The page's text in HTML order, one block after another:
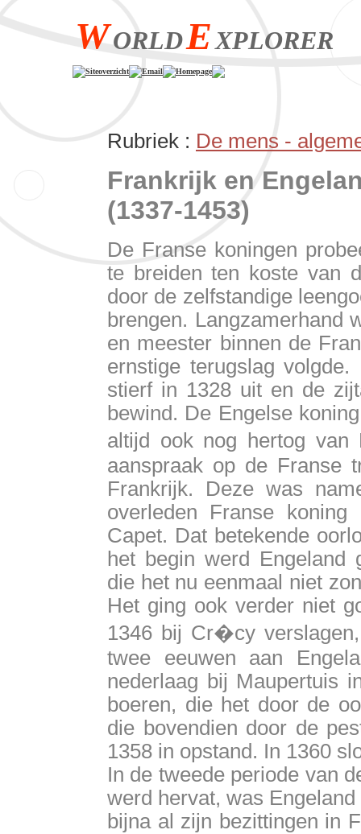
WORLDEXPLORER
Siteoverzicht Email Homepage
Rubriek : De mens -
Frankrijk en
(1337-1453)
De Franse koningen
te breiden ten koste van
door de zelfstandige
brengen. Langzamerhand
en meester binnen de
ernstige terugslag
stierf in 1328 uit en de
bewind. De Engelse
altijd ook nog hertog
aanspraak op de Franse
Frankrijk. Deze was
overleden Franse
Capet. Dat betekende
het begin werd Engeland
die het nu eenmaal niet
Het ging ook verder niet
1346 bij Cr�cy
twee eeuwen aan
nederlaag bij Maupertuis
boeren, die het door de
die bovendien door de
1358 in opstand. In 1360
In de tweede periode van
werd hervat, was
bijna al zijn bezittingen in